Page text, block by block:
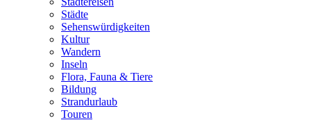
Städte
Sehenswürdigkeiten
Kultur
Wandern
Inseln
Flora, Fauna & Tiere
Bildung
Strandurlaub
Touren